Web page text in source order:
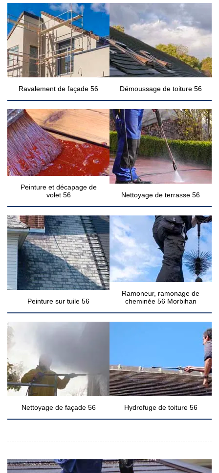
Ravalement de façade 56 Démoussage de toiture 56
Peinture et décapage de
volet 56
Nettoyage de terrasse 56
Peinture sur tuile 56
Ramoneur, ramonage de
cheminée 56 Morbihan
Nettoyage de façade 56 Hydrofuge de toiture 56